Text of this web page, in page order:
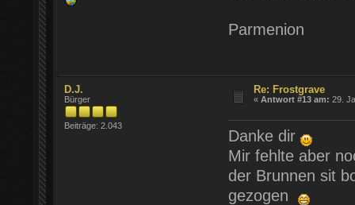
Parmenion
D.J.
Bürger
Beiträge: 2.043
Re: Frostgrave
«Antwort #13 am: 29.
Danke dir
Mir fehlte aber
der Brunnen sit
gezogen